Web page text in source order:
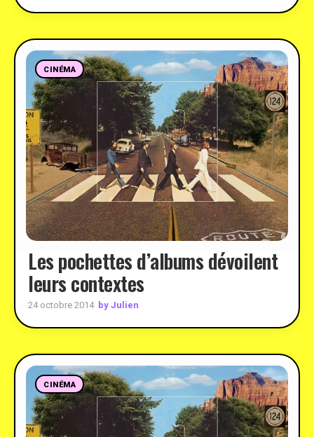
CINÉMA
Les pochettes d’albums dévoilent
leurs contextes
24 octobre 2014 by Julien
CINÉMA